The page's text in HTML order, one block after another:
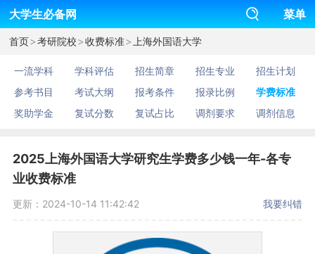
大学生必备网 菜单
首页>考研院校>收费标准> 上海外国语大学
一流学科 学科评估 招生简章 招生专业
招生计划
参考书目
考试大纲 报考条件 报录比例
学费标准
奖助学金
复试分数 复试占比 调剂要求 调剂信息
2025上海外国语大学研究生学费多少钱一年-各专
业收费标准
更新：2024-10-14 11:42:42 我要纠错